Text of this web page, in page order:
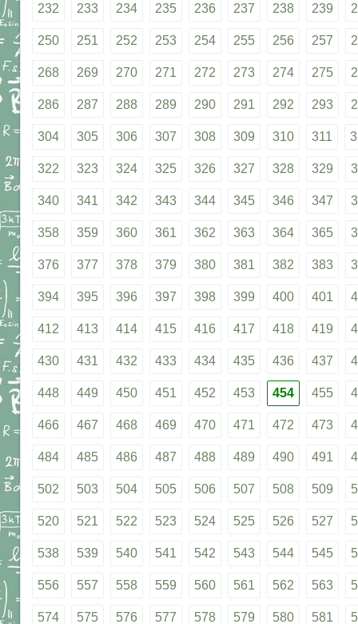
232 233 234 235 236 237 238 239
250 251 252 253 254 255 256 257
268 269 270 271 272 273 274 275
286 287 288 289 290 291 292 293
304 305 306 307 308 309 310 311
322 323 324 325 326 327 328 329
340 341 342 343 344 345 346 347
358 359 360 361 362 363 364 365
376 377 378 379 380 381 382 383
394 395 396 397 398 399 400 401
412 413 414 415 416 417 418 419
430 431 432 433 434 435 436 437
448 449 450 451 452 453 454 455
466 467 468 469 470 471 472 473
484 485 486 487 488 489 490 491
502 503 504 505 506 507 508 509
520 521 522 523 524 525 526 527
538 539 540 541 542 543 544 545
556 557 558 559 560 561 562 563
574 575 576 577 578 579 580 581